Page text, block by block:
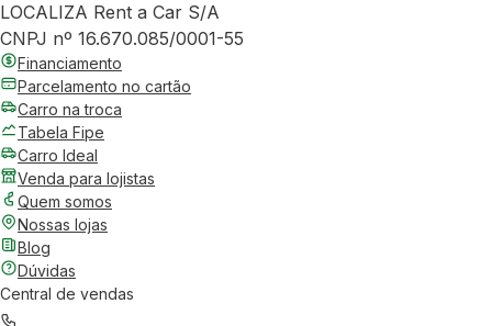
LOCALIZA Rent a Car S/A
CNPJ nº 16.670.085/0001-55
Financiamento
Parcelamento no cartão
Carro na troca
Tabela Fipe
Carro Ideal
Venda para lojistas
Quem somos
Nossas lojas
Blog
Dúvidas
Central de vendas